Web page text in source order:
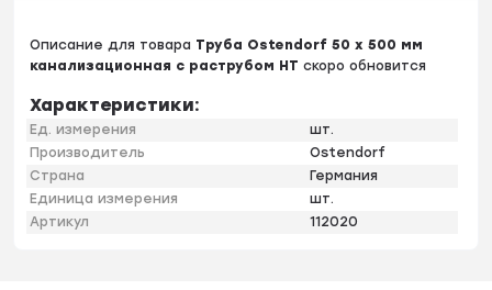
Описание для товара Труба Ostendorf 50 х 500 мм
канализационная с раструбом HT скоро обновится
Характеристики:
Ед. измерения
шт.
Производитель
Ostendorf
Страна
Германия
Единица измерения
шт.
Артикул
112020